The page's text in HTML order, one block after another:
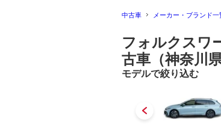
中古車 メーカー・ブランド一
フォルクスワ
古車（神奈川県
モデルで絞り込む